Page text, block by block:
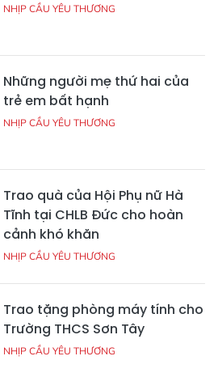
NHỊP CẦU YÊU THƯƠNG
Những người mẹ thứ hai của
trẻ em bất hạnh
NHỊP CẦU YÊU THƯƠNG
Trao quà của Hội Phụ nữ Hà
Tĩnh tại CHLB Đức cho hoàn
cảnh khó khăn
NHỊP CẦU YÊU THƯƠNG
Trao tặng phòng máy tính cho
Trường THCS Sơn Tây
NHỊP CẦU YÊU THƯƠNG